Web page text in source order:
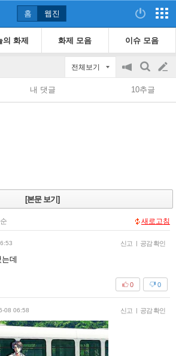
홈 웹진
의 화제 화제 모음 이슈 모음
전체보기
공
지
on/off
검
색
글
쓰
내 댓글 10추글
[본문 보기]
새로고침
신고 | 공감 확인
데
0
0
08 06:58 신고 | 공감 확인